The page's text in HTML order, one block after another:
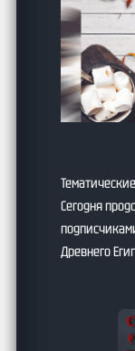
Сегодня
Древнего